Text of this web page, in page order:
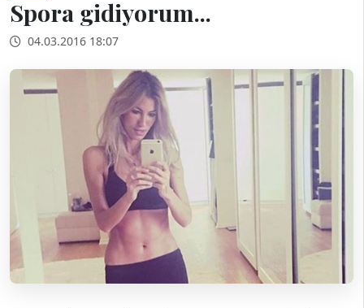
Spora gidiyorum...
04.03.2016 18:07